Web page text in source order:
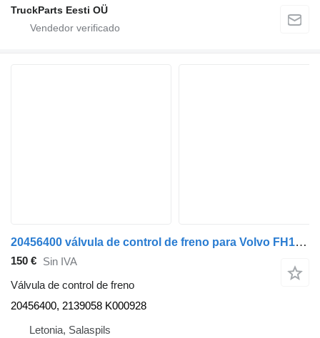
TruckParts Eesti OÜ
20456400 válvula de control de freno para Volvo FH13 cabeza tractora
150 € Sin IVA
Válvula de control de freno
20456400, 2139058 K000928
Letonia, Salaspils